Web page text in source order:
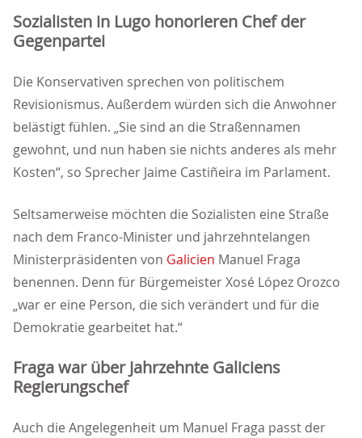
Sozialisten in Lugo honorieren Chef der
Gegenpartei
Die Konservativen sprechen von politischem
Revisionismus. Außerdem würden sich die Anwohner
belästigt fühlen. „Sie sind an die Straßennamen
gewohnt, und nun haben sie nichts anderes als mehr
Kosten“, so Sprecher Jaime Castiñeira im Parlament.
Seltsamerweise möchten die Sozialisten eine Straße
nach dem Franco-Minister und jahrzehntelangen
Ministerpräsidenten von Galicien Manuel Fraga
benennen. Denn für Bürgemeister Xosé López Orozco
war er eine Person, die sich verändert und für die
Demokratie gearbeitet hat.“
Fraga war über Jahrzehnte Galiciens
Regierungschef
Auch die Angelegenheit um Manuel Fraga passt der